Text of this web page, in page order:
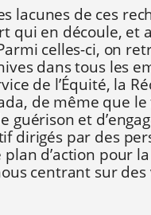
lacunes de ces
qui en découle, et
celles-ci, on
dans tous les
de l’Équité, la
de même que
guérison et
dirigés par des
d’action pour
centrant sur des